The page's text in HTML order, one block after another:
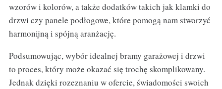
wzorów i kolorów, a także dodatków takich jak klamki do
drzwi czy panele podłogowe, które pomogą nam stworzyć
harmonijną i spójną aranżację.
Podsumowując, wybór idealnej bramy garażowej i drzwi
to proces, który może okazać się trochę skomplikowany.
Jednak dzięki rozeznaniu w ofercie, świadomości swoich